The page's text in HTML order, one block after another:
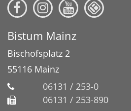
Bistum Mainz
Bischofsplatz 2
55116 Mainz
06131 / 253-0
06131 / 253-890